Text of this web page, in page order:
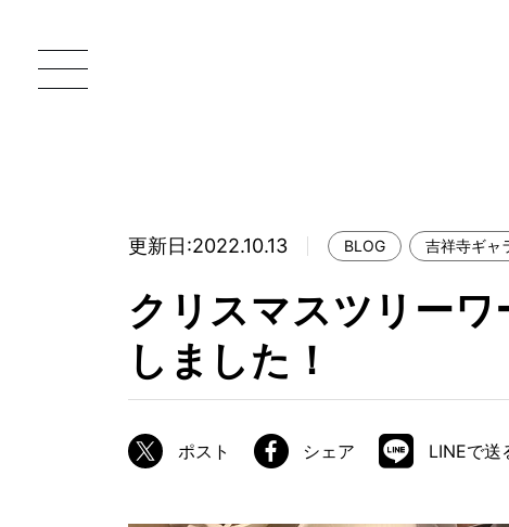
MOKUBA について
ブランドコンセプト
職人の技能・技巧
青
横
大
更新日:2022.10.13 BLOG 吉祥寺ギャ
クリスマスツリー
しました！
ポスト シェア LINEで送